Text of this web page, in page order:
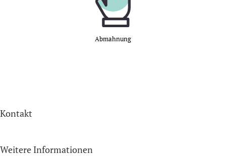
Abmahnung
Kontakt
Weitere Informationen